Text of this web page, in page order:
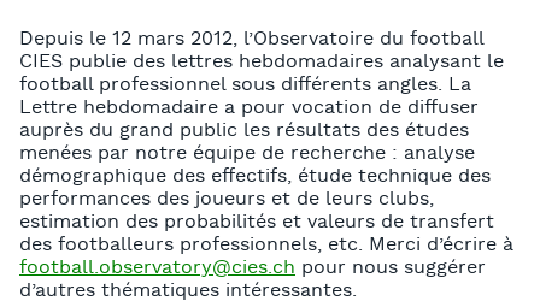
Depuis le 12 mars 2012, l’Observatoire du football
CIES publie des lettres hebdomadaires analysant le
football professionnel sous différents angles. La
Lettre hebdomadaire a pour vocation de diffuser
auprès du grand public les résultats des études
menées par notre équipe de recherche : analyse
démographique des effectifs, étude technique des
performances des joueurs et de leurs clubs,
estimation des probabilités et valeurs de transfert
des footballeurs professionnels, etc. Merci d’écrire à
football.observatory@cies.ch pour nous suggérer
d’autres thématiques intéressantes.